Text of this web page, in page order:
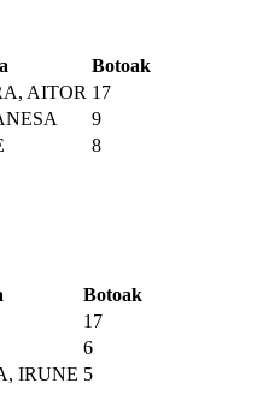
Botoak
AITOR 17
9
8
Botoak
17
6
IRUNE 5